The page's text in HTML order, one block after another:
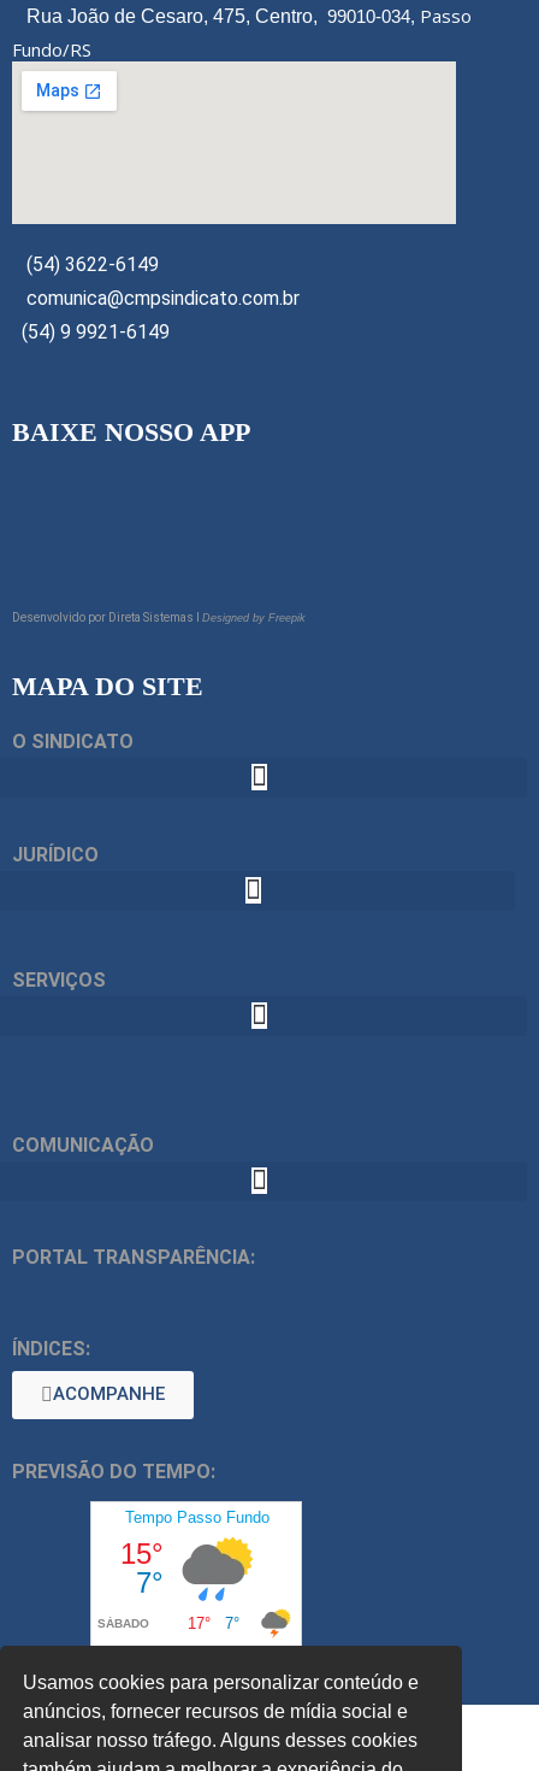
Rua João de Cesaro, 475, Centro, 99010-034, Passo
Fundo/RS
(54) 3622-6149
comunica@cmpsindicato.com.br
(54) 9 9921-6149
BAIXE NOSSO APP
Desenvolvido por Direta Sistemas I Designed by Freepik
MAPA DO SITE
O SINDICATO
JURÍDICO
SERVIÇOS
COMUNICAÇÃO
PORTAL TRANSPARÊNCIA:
ÍNDICES:
ACOMPANHE
PREVISÃO DO TEMPO:
Usamos cookies para personalizar conteúdo e
anúncios, fornecer recursos de mídia social e
analisar nosso tráfego. Alguns desses cookies